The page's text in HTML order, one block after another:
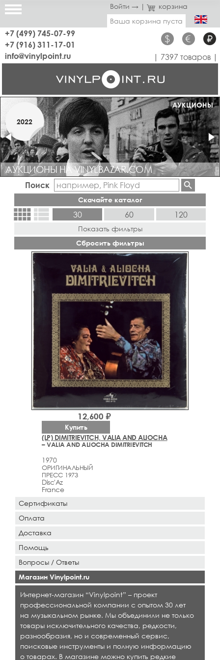
Войти → |
корзина
Ваша корзина пуста
+7 (499) 745-07-99
+7 (916) 311-17-01
$ € ₽
info@vinylpoint.ru | 7397 товаров |
МАГАЗИН ОТКРЫТ
МАРТ
2019
АУКЦИОНЫ
2022
АУКЦИОНЫ НА VINYLBAZAR.COM
Поиск
Скачайте каталог
view_comfyview_list 30 60 120
Показать фильтры
Сбросить фильтры
(LP) DIMITRIEVITCH, VALIA AND ALIOCHA
– VALIA AND ALIOCHA DIMITRIEVITCH
1970
ОРИГИНАЛЬНЫЙ
ПРЕСС 1973
Disc'Az
France
12,600 ₽
Купить
Сертификаты
Оплата
Доставка
Помощь
Вопросы / Ответы
Магазин Vinylpoint.ru
Интернет-магазин “Vinylpoint” – проект
профессиональной компании с опытом 30 лет
на музыкальном рынке. Мы объединили не только
товары исключительного качества, редкости,
разнообразия, но и современный сервис,
поисковые инструменты и полную информацию
о товарах. В магазине можно купить редкие